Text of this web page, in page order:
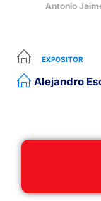
Antonio
EXPOSITOR
Alejandro